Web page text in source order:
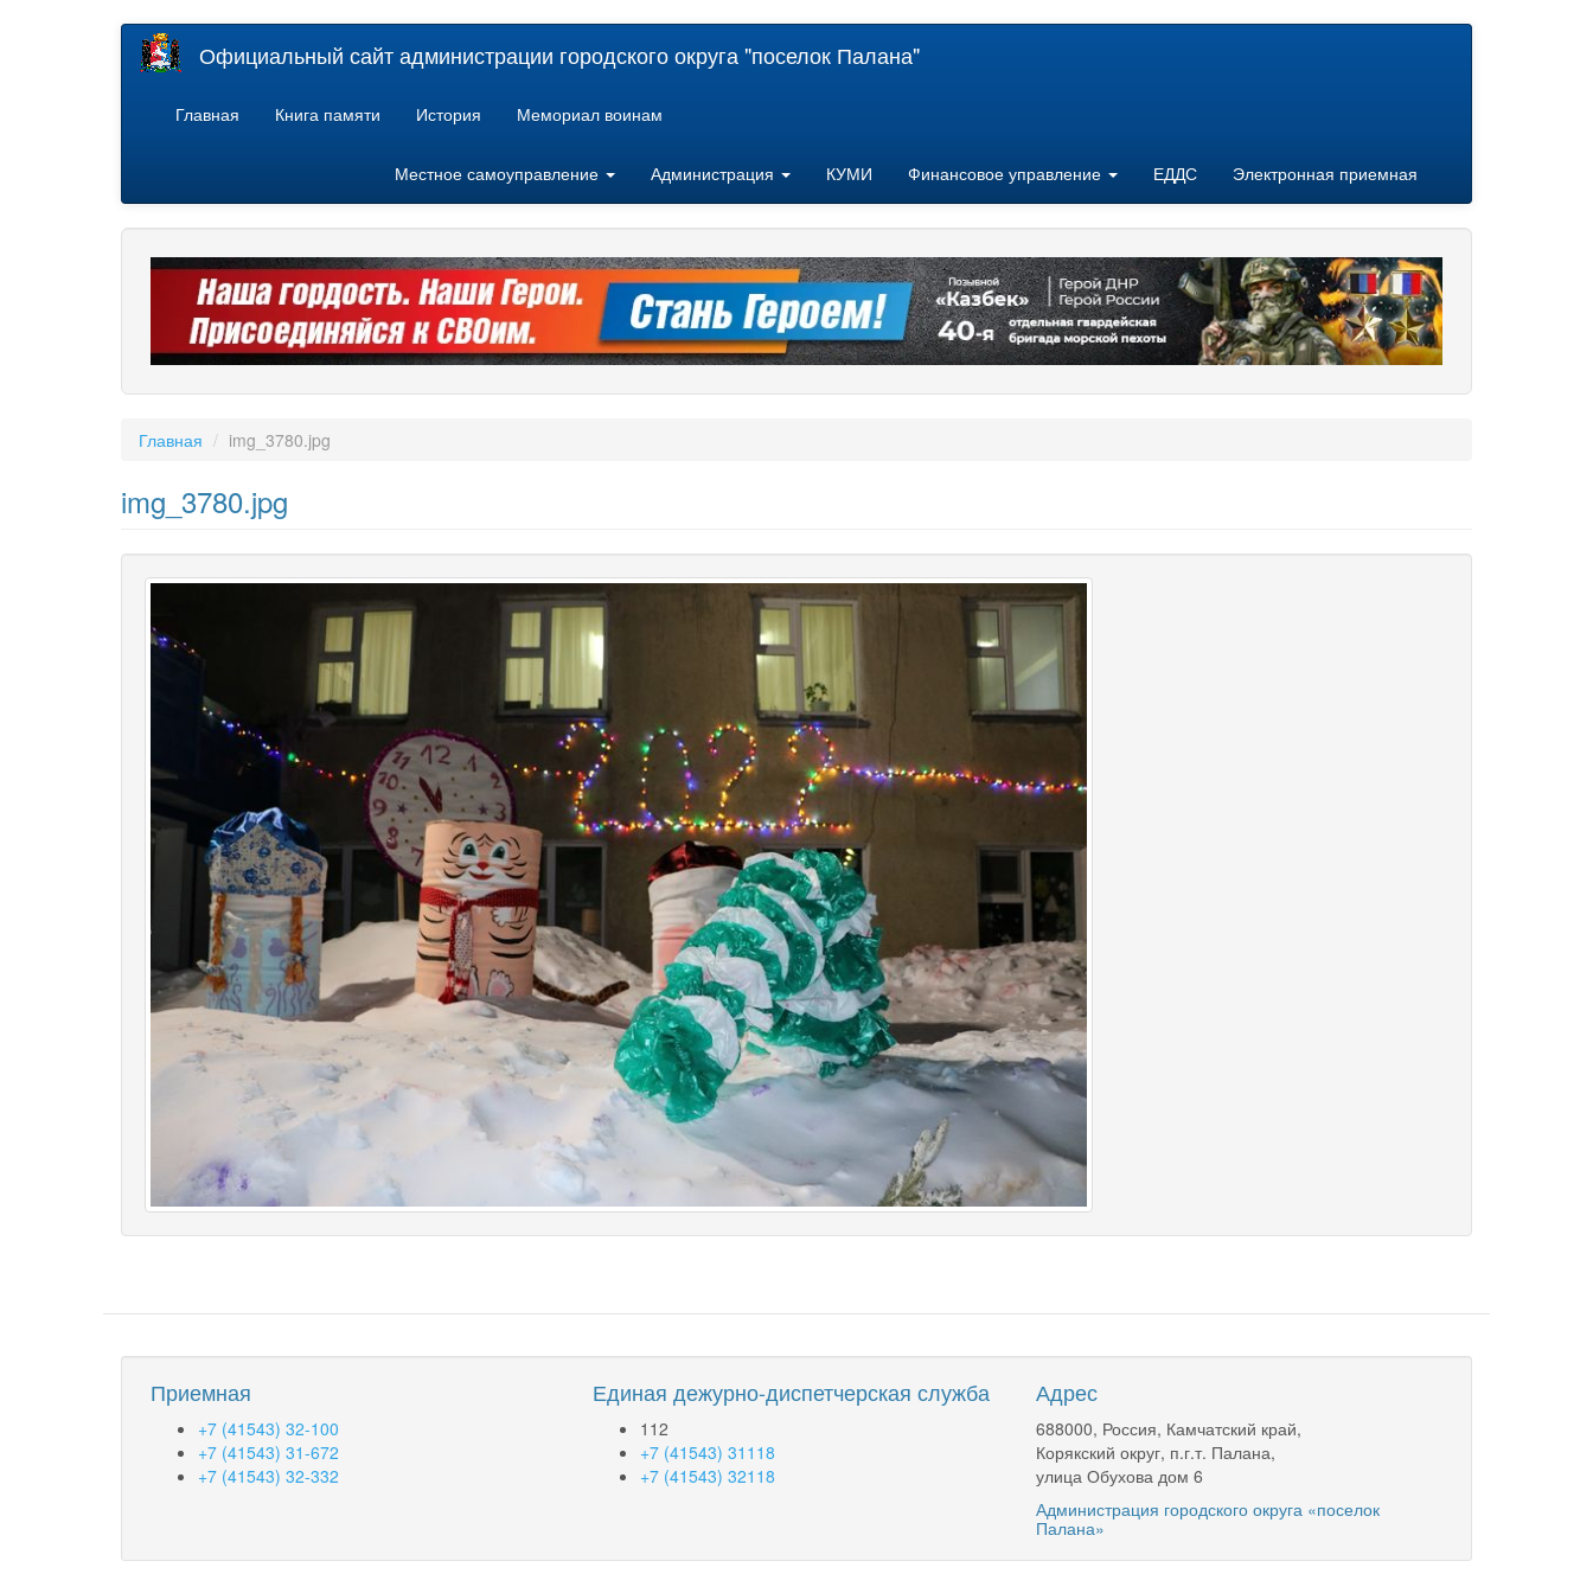
Официальный сайт администрации городского округа "поселок Палана"
Главная Книга памяти История Мемориал воинам
Местное самоуправление Администрация КУМИ Финансовое управление ЕДДС Электронная приемная
Главная img_3780.jpg
img_3780.jpg
Приемная
+7 (41543) 32-100
+7 (41543) 31-672
+7 (41543) 32-332
Единая дежурно-диспетчерская служба
112
+7 (41543) 31118
+7 (41543) 32118
Адрес
688000, Россия, Камчатский край,
Корякский округ, п.г.т. Палана,
улица Обухова дом 6
Администрация городского округа «поселок
Палана»